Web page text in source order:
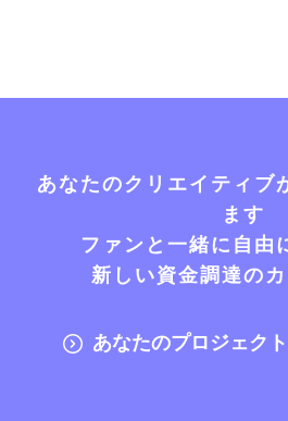
あなたのクリエイティブ
ます
ファンと一緒に自由
新しい資金調達の
あなたのプロジェク